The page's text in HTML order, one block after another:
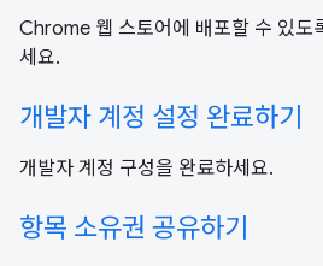
Chrome 웹 스토어에 배포할 수 있도
세요.
개발자 계정 설정 완료하기
개발자 계정 구성을 완료하세요.
항목 소유권 공유하기